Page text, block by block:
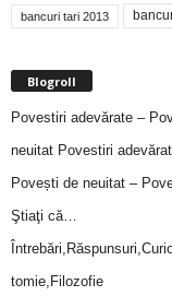
bancuri tari 2013
Blogroll
Povestiri adevărate –
neuitat Povestiri
Povești de neuitat –
Ştiaţi că…
tomie,Filozofie